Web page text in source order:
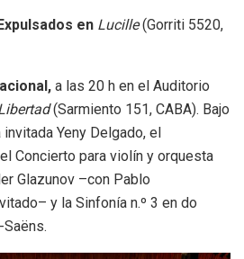
en Lucille(Gorriti 5520,
a las 20 h en el Auditorio
(Sarmiento 151, CABA). Bajo
Yeny Delgado, el
Concierto para violín y orquesta
Glazunov –con Pablo
y la Sinfonía n.º 3 en do